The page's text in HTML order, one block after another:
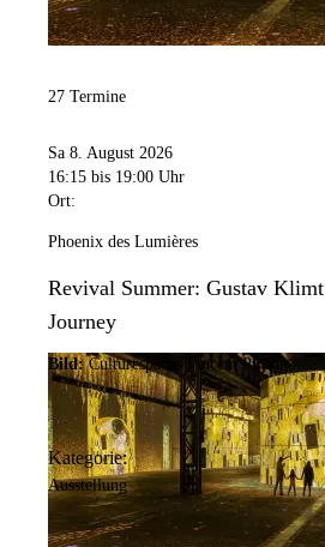
27 Termine
Sa 8. August 2026
16:15 bis 19:00 Uhr
Ort:
Phoenix des Lumières
Revival Summer: Gustav
Journey
Bild: Culturespaces/Vincent Pinson
Kategorie:
Ausstellung